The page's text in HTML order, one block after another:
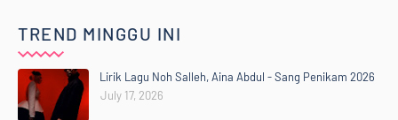
TREND MINGGU INI
Lirik Lagu Noh Salleh, Aina Abdul - Sang Penikam 2026
July 17, 2026